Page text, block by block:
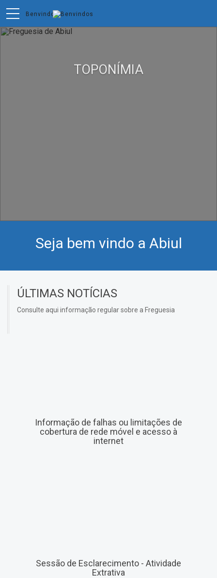
TOPONÍMIA
Seja bem vindo a Abiul
ÚLTIMAS NOTÍCIAS
Consulte aqui informação regular sobre a Freguesia
Informação de falhas ou limitações de
cobertura de rede móvel e acesso à
internet
Sessão de Esclarecimento - Atividade
Extrativa